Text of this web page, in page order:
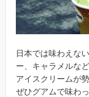
日本では味わえな
ー、キャラメルな
アイスクリームが
ぜひグアムで味わ